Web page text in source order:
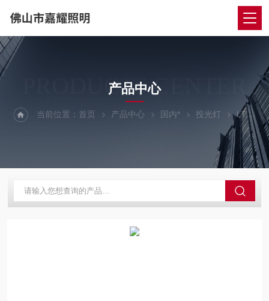
PRODUCTS CENTER
产品中心
当前位置：首页 产品中心 国内* 投光灯 LT-73乐亭灯具 LT-73 双端空灯具 150W 乐亭双端灯具 乐亭泛光灯 乐亭投光灯